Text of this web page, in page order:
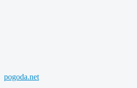
pogoda.net